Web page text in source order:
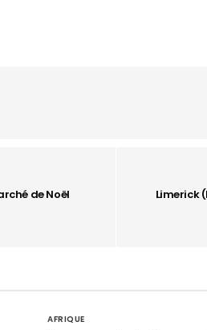
de Noël
Limerick
AFRIQUE